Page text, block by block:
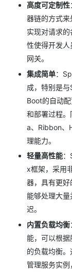
高度可定制性
器链的方式来
实现对请求
性使得开发
网关。
集成简单：
成，特别是
Boot的自动
和部署过程
a、Ribbon、
理能力。
轻量高性能
x框架，采用
器，具有更好
能够处理大
迟。
内置负载均衡
能，可以根
的负载均衡
管理服务实例